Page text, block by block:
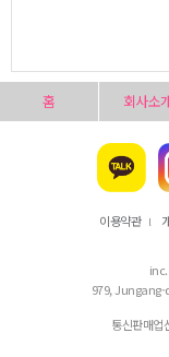
홈 회사소
이용약관 l
979,
통신판매업